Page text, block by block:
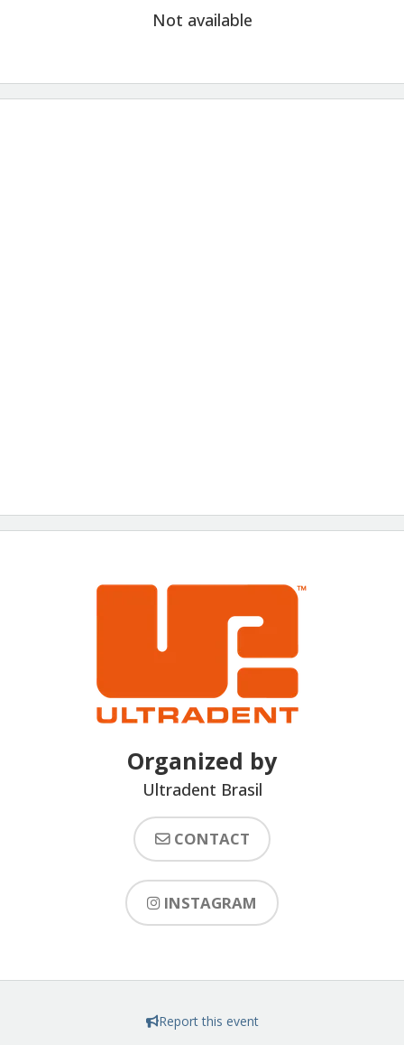
Not available
Organized by
Ultradent Brasil
CONTACT
INSTAGRAM
Report this event